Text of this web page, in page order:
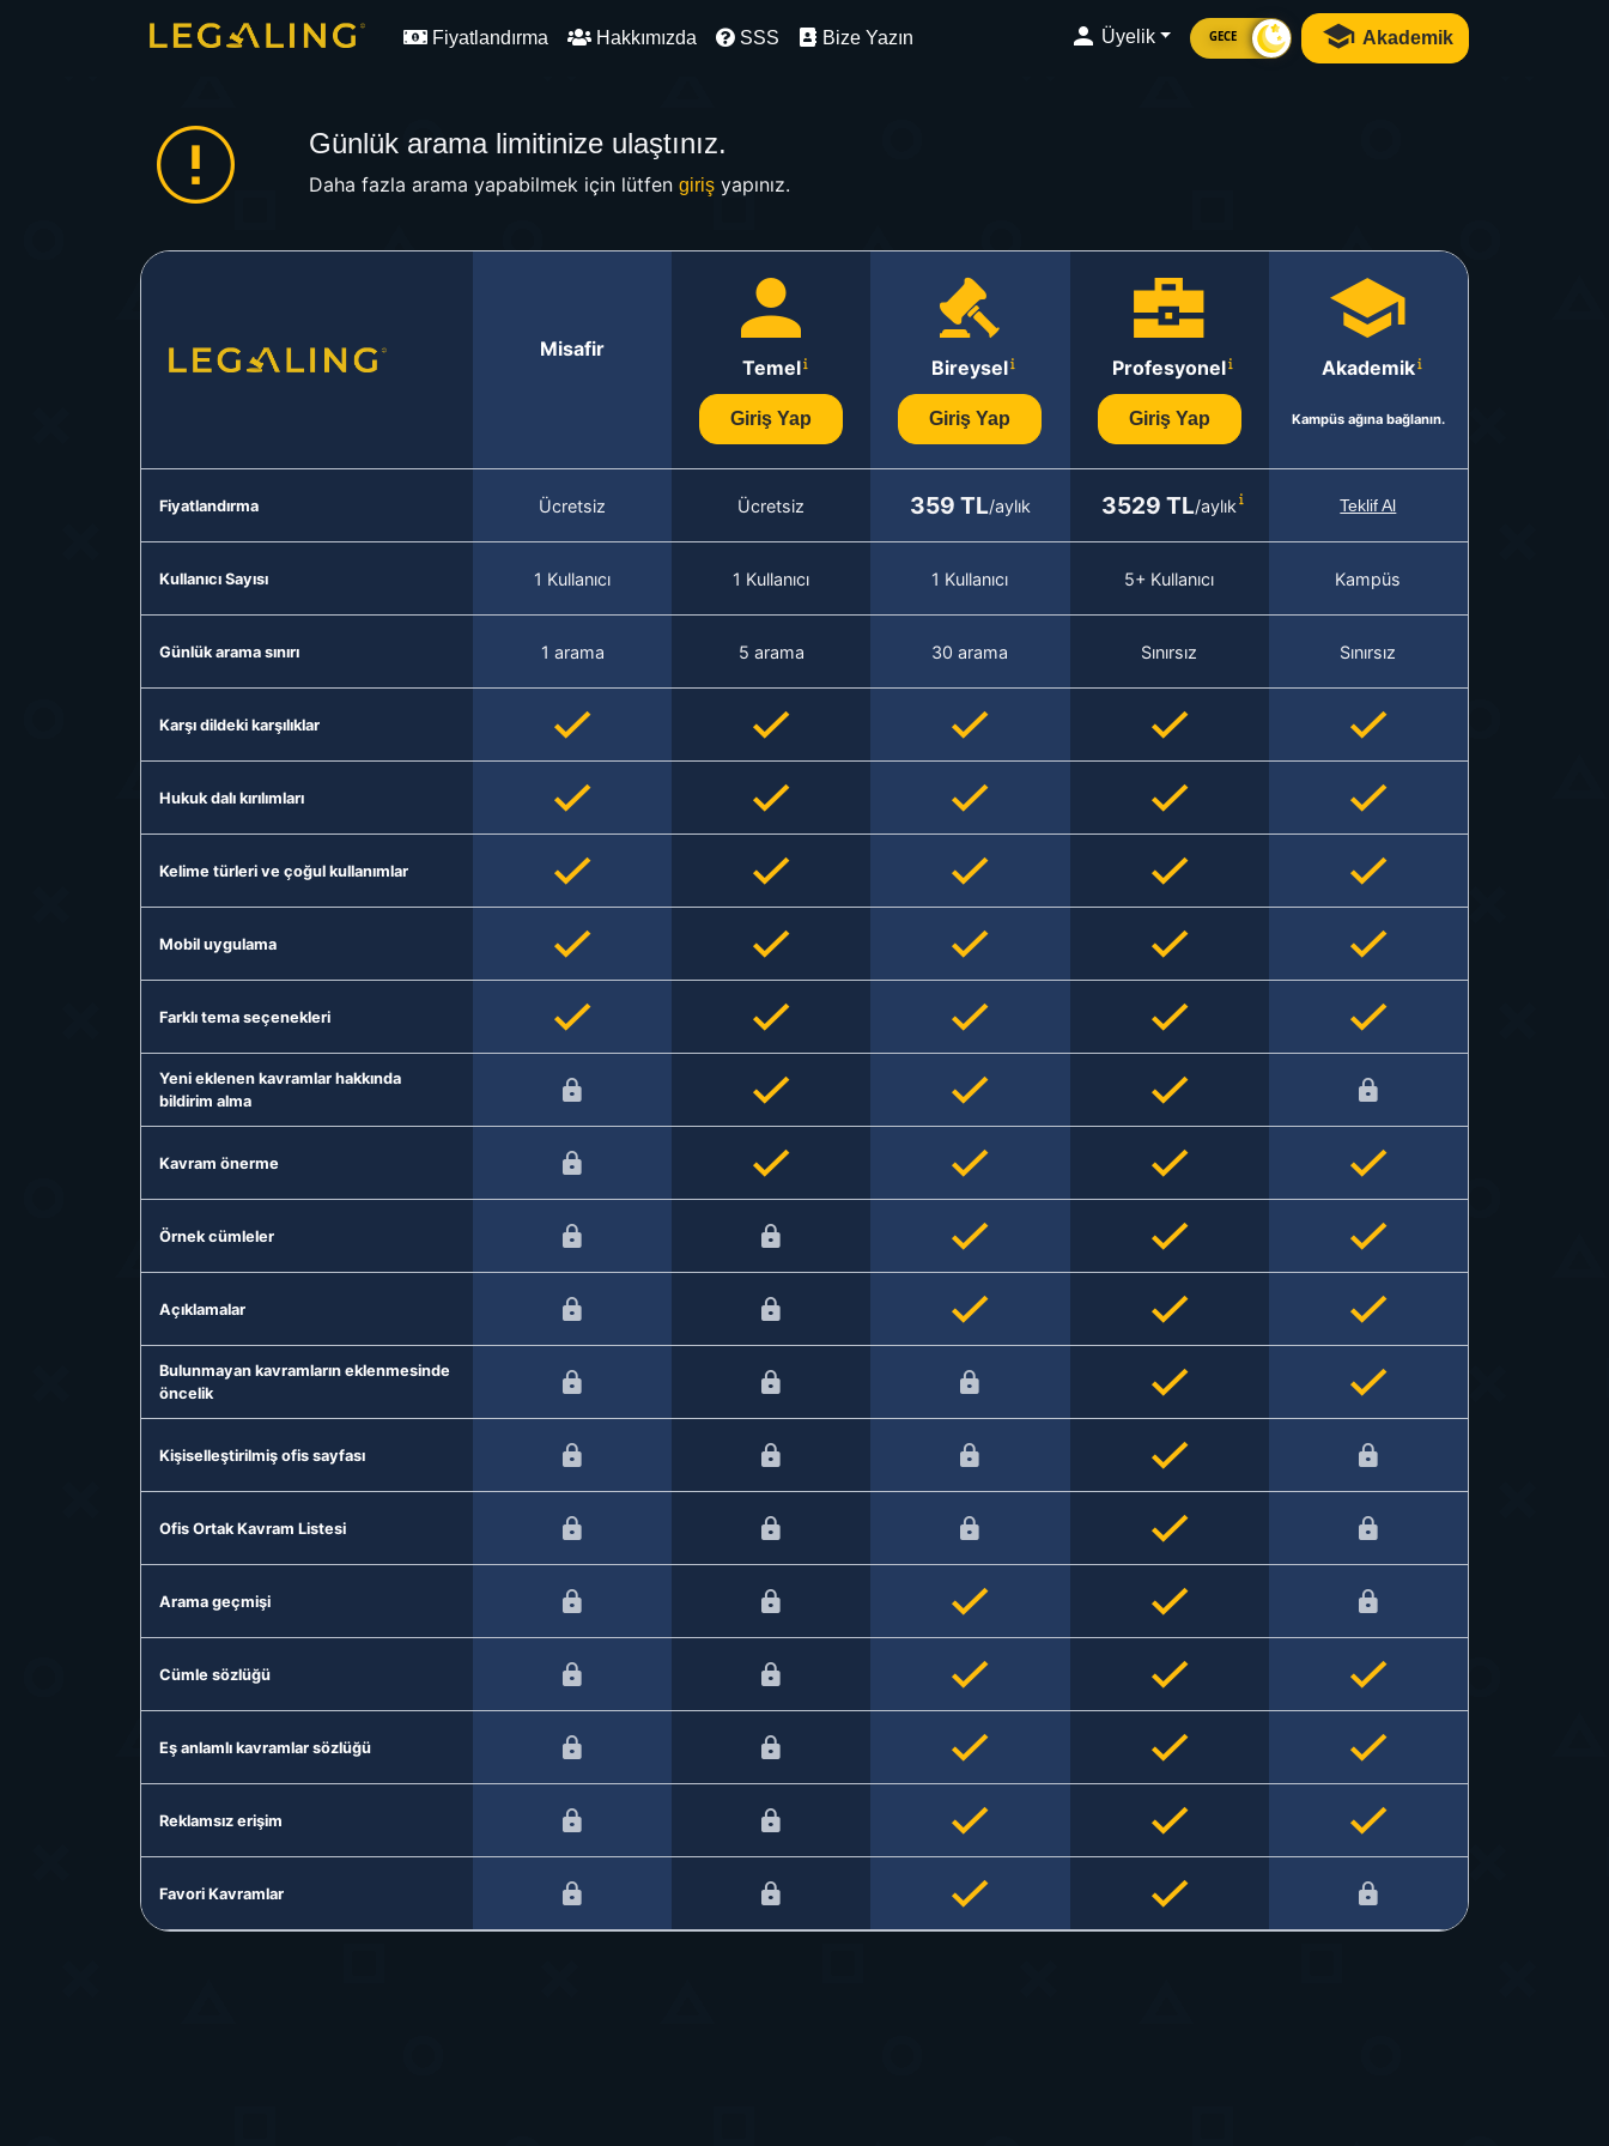
Fiyatlandırma Hakkımızda SSS Bize Yazın Üyelik GECE Akademik
Günlük arama limitinize ulaştınız.
Daha fazla arama yapabilmek için lütfen girişyapınız.
Misafir
Temel
Giriş Yap
Bireysel
Giriş Yap
Profesyonel
Giriş Yap
Akademik
Kampüs ağına bağlanın.
Fiyatlandırma Ücretsiz Ücretsiz 359 TL/aylık 3529 TL/aylık Teklif Al
Kullanıcı Sayısı 1 Kullanıcı 1 Kullanıcı 1 Kullanıcı 5+ Kullanıcı Kampüs
Günlük arama sınırı 1 arama 5 arama 30 arama Sınırsız Sınırsız
Karşı dildeki karşılıklar
Hukuk dalı kırılımları
Kelime türleri ve çoğul kullanımlar
Mobil uygulama
Farklı tema seçenekleri
Yeni eklenen kavramlar hakkında
bildirim alma
Kavram önerme
Örnek cümleler
Açıklamalar
Bulunmayan kavramların eklenmesinde
öncelik
Kişiselleştirilmiş ofis sayfası
Ofis Ortak Kavram Listesi
Arama geçmişi
Cümle sözlüğü
Eş anlamlı kavramlar sözlüğü
Reklamsız erişim
Favori Kavramlar